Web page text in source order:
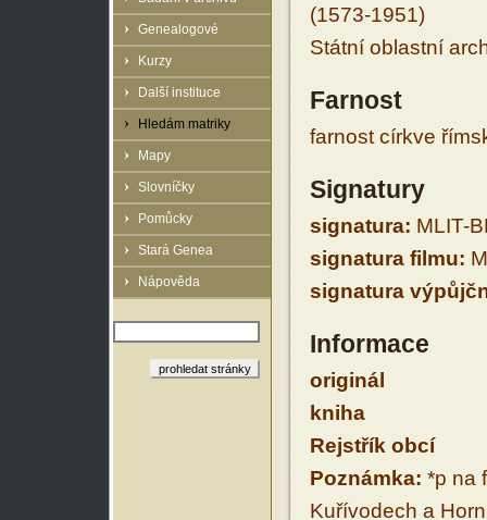
Genealogové
Kurzy
Další instituce
Hledám matriky
Mapy
Slovníčky
Pomůcky
Stará Genea
Nápověda
(1573-1951)
Státní oblastní
Farnost
farnost církve
Signatury
signatura: MLIT-
signatura filmu:
signatura
Informace
originál
kniha
Rejstřík obcí
Poznámka: *p na
Kuřívodech a